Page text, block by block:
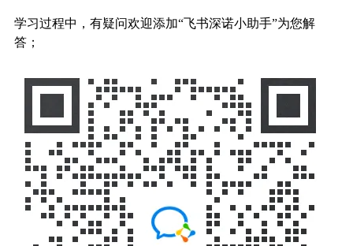
学习过程中，有疑问欢迎添加“飞书深诺小助手”为您解
答；